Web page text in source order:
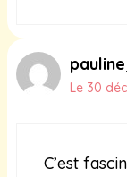
Le 30
C’est